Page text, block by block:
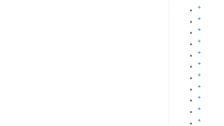
+
+
+
+
+
+
+
+
+
+
+